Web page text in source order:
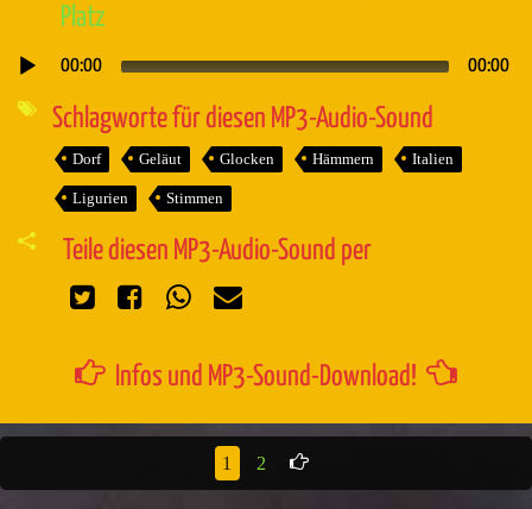
Platz
Audio-
00:00 00:00
Schlagworte für diesen MP3-Audio-Sound
Dorf Geläut Glocken Hämmern Italien
Ligurien Stimmen
Teile diesen MP3-Audio-Sound per
Infos und MP3-Sound-Download!
1 2